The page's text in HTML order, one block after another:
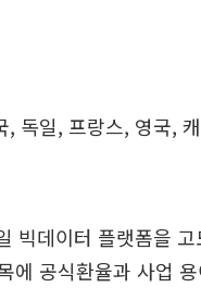
, 독일, 프랑스, 영국,
빅데이터 플랫폼을
에 공식환율과 사업